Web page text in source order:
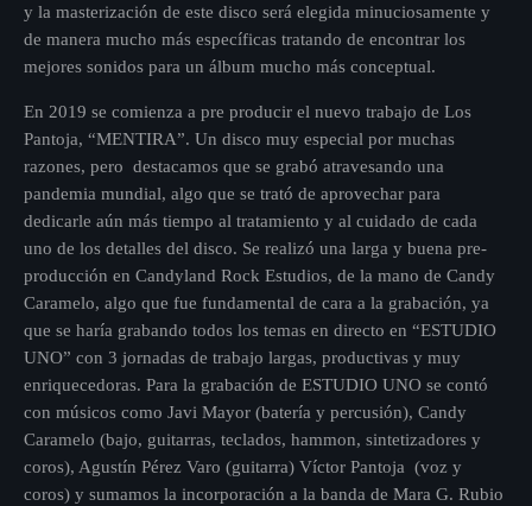
Remember Sue
News
y la masterización de este disco será elegida minuciosamente y
de manera mucho más específicas tratando de encontrar los
mejores sonidos para un álbum mucho más conceptual.
En 2019 se comienza a pre producir el nuevo trabajo de Los
Pantoja, “MENTIRA”. Un disco muy especial por muchas
razones, pero destacamos que se grabó atravesando una
pandemia mundial, algo que se trató de aprovechar para
dedicarle aún más tiempo al tratamiento y al cuidado de cada
uno de los detalles del disco. Se realizó una larga y buena pre-
producción en Candyland Rock Estudios, de la mano de Candy
Caramelo, algo que fue fundamental de cara a la grabación, ya
que se haría grabando todos los temas en directo en “ESTUDIO
UNO” con 3 jornadas de trabajo largas, productivas y muy
enriquecedoras. Para la grabación de ESTUDIO UNO se contó
con músicos como Javi Mayor (batería y percusión), Candy
Caramelo (bajo, guitarras, teclados, hammon, sintetizadores y
coros), Agustín Pérez Varo (guitarra) Víctor Pantoja (voz y
coros) y sumamos la incorporación a la banda de Mara G. Rubio